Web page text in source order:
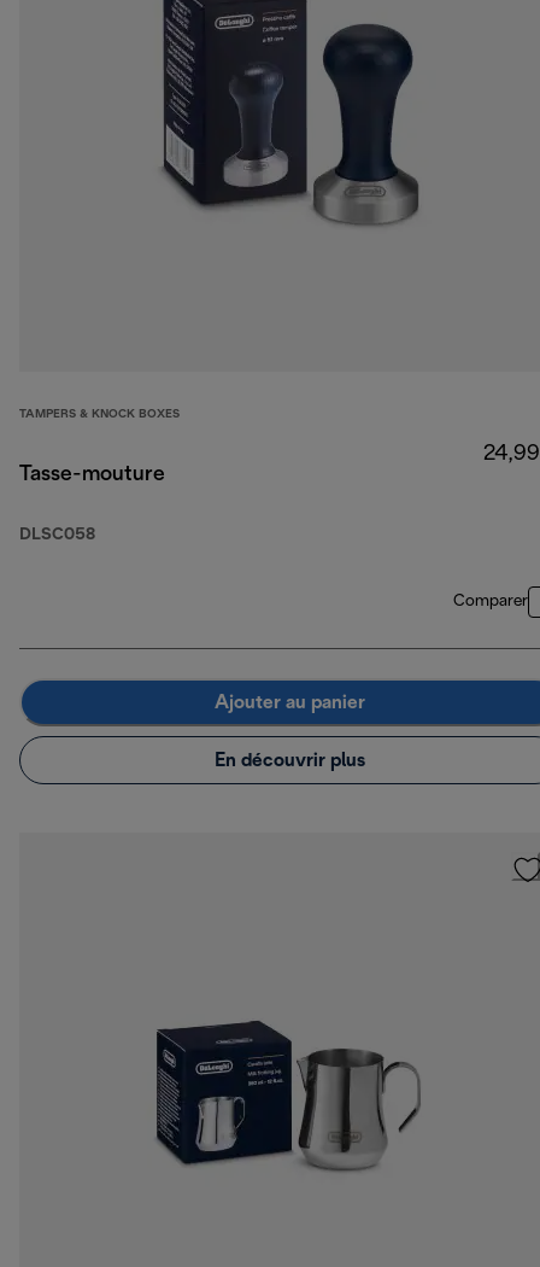
TAMPERS & KNOCK BOXES
Tasse-mouture
DLSC058
Comparer
Ajouter au panier
En découvrir plus